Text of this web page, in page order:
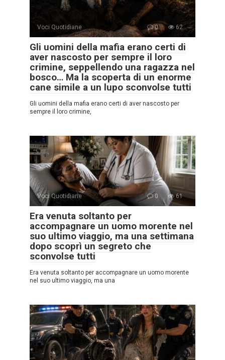
Voci Quotidiane 0 62
Gli uomini della mafia erano certi di
aver nascosto per sempre il loro
crimine, seppellendo una ragazza nel
bosco… Ma la scoperta di un enorme
cane simile a un lupo sconvolse tutti
Gli uomini della mafia erano certi di aver nascosto per
sempre il loro crimine,
Voci Quotidiane 0 61
Era venuta soltanto per
accompagnare un uomo morente nel
suo ultimo viaggio, ma una settimana
dopo scoprì un segreto che
sconvolse tutti
Era venuta soltanto per accompagnare un uomo morente
nel suo ultimo viaggio, ma una